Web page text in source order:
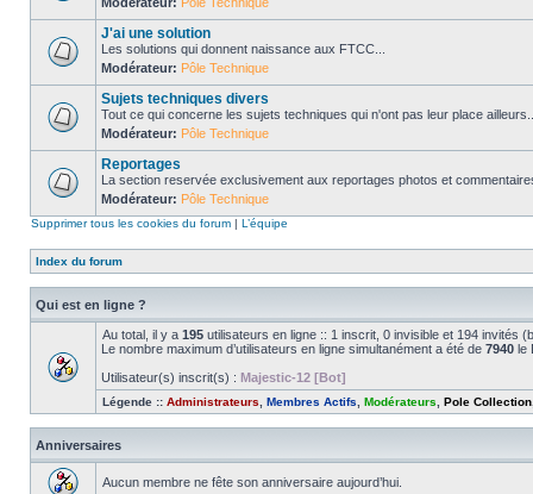
J'ai une solution
Les solutions qui donnent naissance aux FTCC...
Modérateur: Pôle Technique
Sujets techniques divers
Tout ce qui concerne les sujets techniques qui n'ont pas leur place
Modérateur: Pôle Technique
Reportages
La section reservée exclusivement aux reportages photos et
Modérateur: Pôle Technique
Supprimer tous les cookies du forum | L’équipe
Index du forum
Qui est en ligne ?
Au total, il y a 195 utilisateurs en ligne :: 1 inscrit, 0 invisible et 194 invités
Le nombre maximum d’utilisateurs en ligne simultanément a été de 7940 le
Utilisateur(s) inscrit(s) : Majestic-12 [Bot]
Légende :: Administrateurs Membres Actifs Modérateurs Pole Collection
Anniversaires
Aucun membre ne fête son anniversaire aujourd’hui.